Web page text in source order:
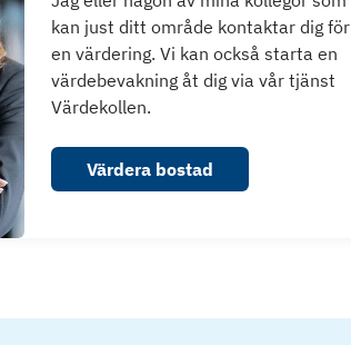
kan just ditt område kontaktar dig för
en värdering. Vi kan också starta en
värdebevakning åt dig via vår tjänst
Värdekollen.
Värdera bostad